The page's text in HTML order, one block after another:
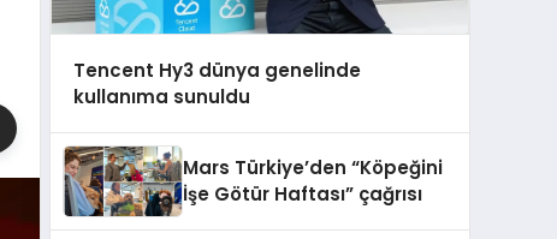
Tencent Hy3 dünya genelinde
kullanıma sunuldu
Mars Türkiye’den “Köpeğini
İşe Götür Haftası” çağrısı